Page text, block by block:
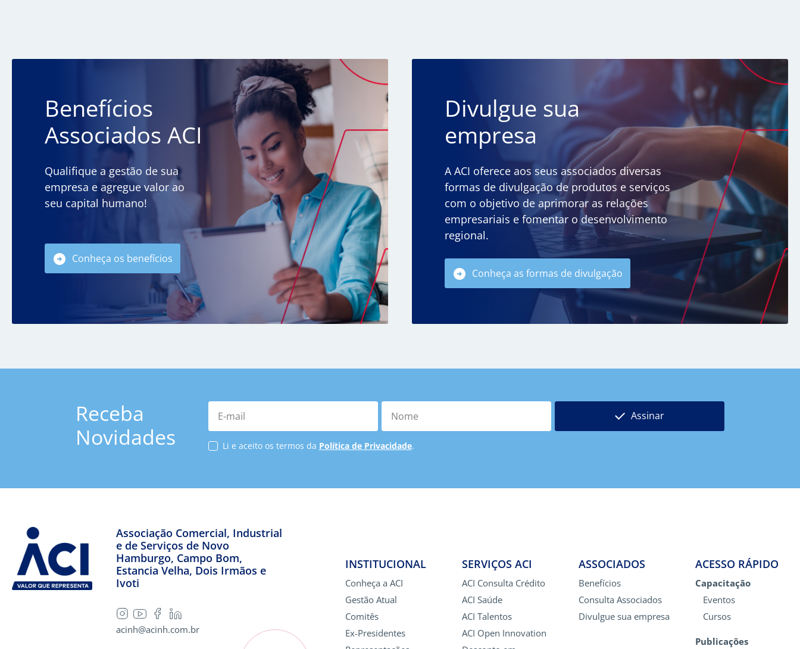
Benefícios
Associados ACI
Qualifique a gestão de sua
empresa e agregue valor ao
seu capital humano!
Conheça os benefícios
Divulgue sua
empresa
A ACI oferece aos seus associados diversas
formas de divulgação de produtos e serviços
com o objetivo de aprimorar as relações
empresariais e fomentar o desenvolvimento
regional.
Conheça as formas de divulgação
Receba
Novidades
E-mail Nome
Assinar
Li e aceito os termos da Política de Privacidade.
Associação Comercial, Industrial
e de Serviços de Novo
Hamburgo, Campo Bom,
Estancia Velha, Dois Irmãos e
Ivoti
acinh@acinh.com.br
INSTITUCIONAL
Conheça a ACI
Gestão Atual
Comitês
Ex-Presidentes
SERVIÇOS ACI
ACI Consulta Crédito
ACI Saúde
ACI Talentos
ACI Open Innovation
ASSOCIADOS
Benefícios
Consulta Associados
Divulgue sua empresa
ACESSO RÁPIDO
Capacitação
Eventos
Cursos
Publicações